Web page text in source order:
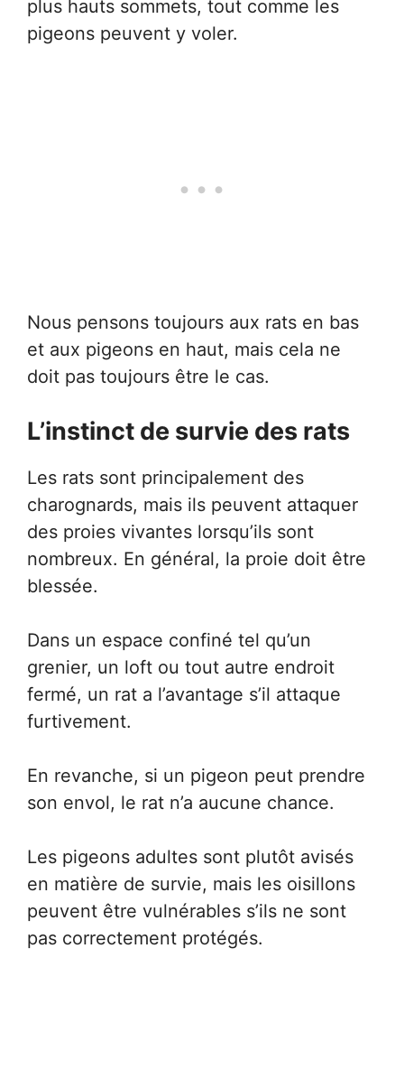
plus hauts sommets, tout comme les
pigeons peuvent y voler.
Nous pensons toujours aux rats en bas
et aux pigeons en haut, mais cela ne
doit pas toujours être le cas.
L’instinct de survie des rats
Les rats sont principalement des
charognards, mais ils peuvent attaquer
des proies vivantes lorsqu’ils sont
nombreux. En général, la proie doit être
blessée.
Dans un espace confiné tel qu’un
grenier, un loft ou tout autre endroit
fermé, un rat a l’avantage s’il attaque
furtivement.
En revanche, si un pigeon peut prendre
son envol, le rat n’a aucune chance.
Les pigeons adultes sont plutôt avisés
en matière de survie, mais les oisillons
peuvent être vulnérables s’ils ne sont
pas correctement protégés.